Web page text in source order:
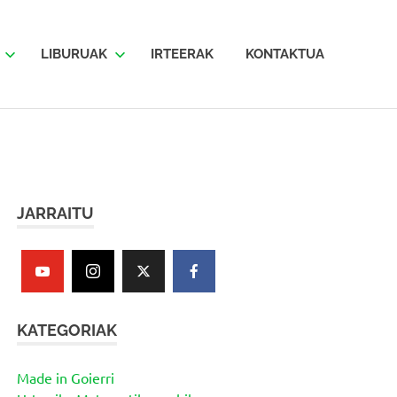
LIBURUAK IRTEERAK KONTAKTUA
JARRAITU
KATEGORIAK
Made in Goierri